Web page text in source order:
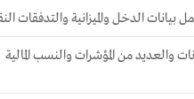
بيانات الدخل والميزانية والتدفقات
والعديد من المؤشرات والنسب المالية